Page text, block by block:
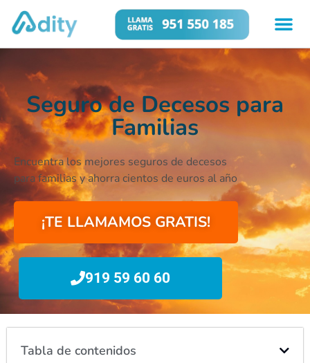
Seguro de Decesos para
Familias
Encuentra los mejores seguros de decesos
para familias y ahorra cientos de euros al año
¡TE LLAMAMOS GRATIS!
919 59 60 60
Tabla de contenidos